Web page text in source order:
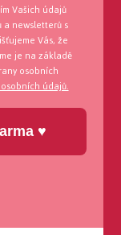
Vašich údajů
newsletterů s
Vás, že
je na základě
osobních
údajů.
♥